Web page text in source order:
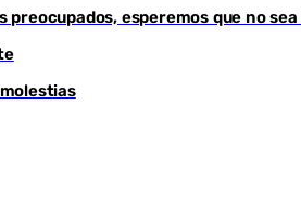
Youtube
preocupados, esperemos que no sea